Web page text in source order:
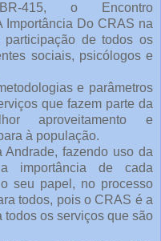
415, o Encontro
Importância Do CRAS na
de todos os
sociais, psicólogos e
e parâmetros
que fazem parte da
aproveitamento e
à população.
fazendo uso da
importância de cada
seu papel, no processo
todos, pois o CRAS é a
todos os serviços que são